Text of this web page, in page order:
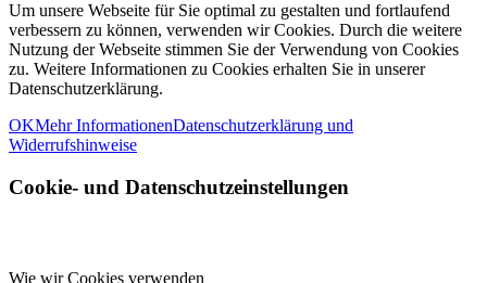
Um unsere Webseite für Sie optimal zu gestalten und fortlaufend
verbessern zu können, verwenden wir Cookies. Durch die weitere
Nutzung der Webseite stimmen Sie der Verwendung von Cookies
zu. Weitere Informationen zu Cookies erhalten Sie in unserer
Datenschutzerklärung.
OKMehr InformationenDatenschutzerklärung und
Widerrufshinweise
Cookie- und Datenschutzeinstellungen
Wie wir Cookies verwenden